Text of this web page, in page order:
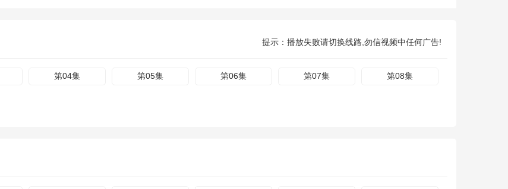
提示：播放失败请切换线路,勿信视频中任何广告!
第04集 第05集 第06集 第07集 第08集